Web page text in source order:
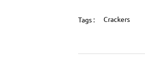
Tags : Crackers